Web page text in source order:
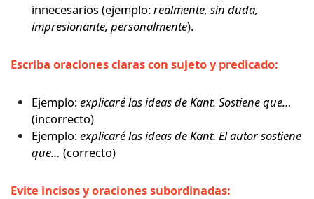
innecesarios (ejemplo:realmente, sin duda,
impresionante, personalmente).
Escriba oraciones claras con sujeto y predicado:
Ejemplo:explicaré las ideas de Kant. Sostiene que…
(incorrecto)
Ejemplo:explicaré las ideas de Kant. El autor sostiene
que… (correcto)
Evite incisos y oraciones subordinadas: